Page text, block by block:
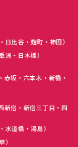
比谷・麹町・神田）
・日本橋）
赤坂・六本木・新橋・
新宿・新宿三丁目・四
道橋・湯島）